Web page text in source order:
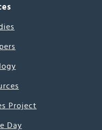
Project
Day